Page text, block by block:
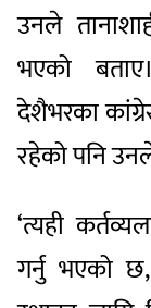
उनले
भएको
देशैभरका
रहेको पनि
‘त्यही
गर्नु भएको